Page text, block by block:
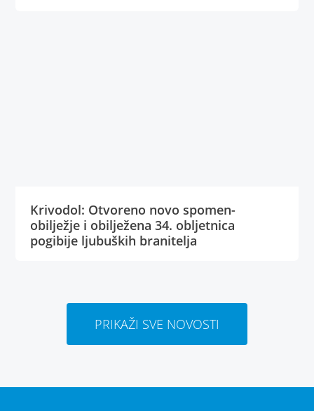
Krivodol: Otvoreno novo spomen-
obilježje i obilježena 34. obljetnica
pogibije ljubuških branitelja
PRIKAŽI SVE NOVOSTI